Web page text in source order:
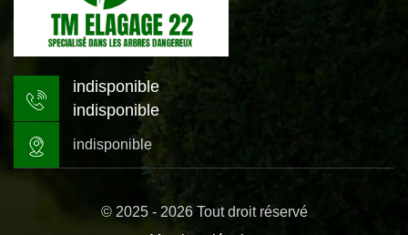
indisponible
indisponible
indisponible
© 2025 - 2026 Tout droit réservé